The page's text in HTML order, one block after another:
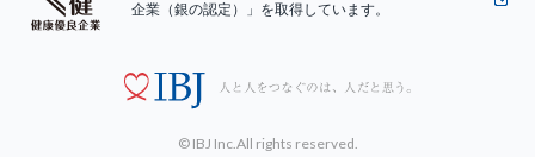
企業（銀の認定）」を取得しています。
© IBJ Inc.All rights reserved.